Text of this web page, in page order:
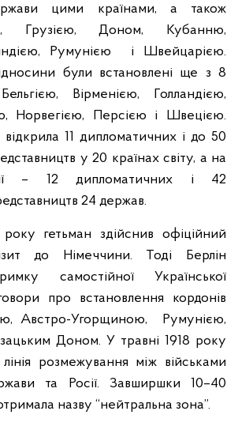
цими країнами, а також
Грузією, Доном, Кубанню,
Румунією і Швейцарією.
були встановлені ще з 8
Вірменією, Голландією,
Норвегією, Персією і Швецією.
відкрила 11 дипломатичних і до 50
у 20 країнах світу, а на
– 12 дипломатичних і 42
24 держав.
гетьман здійснив офіційний
до Німеччини. Тоді Берлін
самостійної Української
про встановлення кордонів
Австро-Угорщиною, Румунією,
Доном. У травні 1918 року
розмежування між військами
та Росії. Завширшки 10–40
назву “нейтральна зона”.